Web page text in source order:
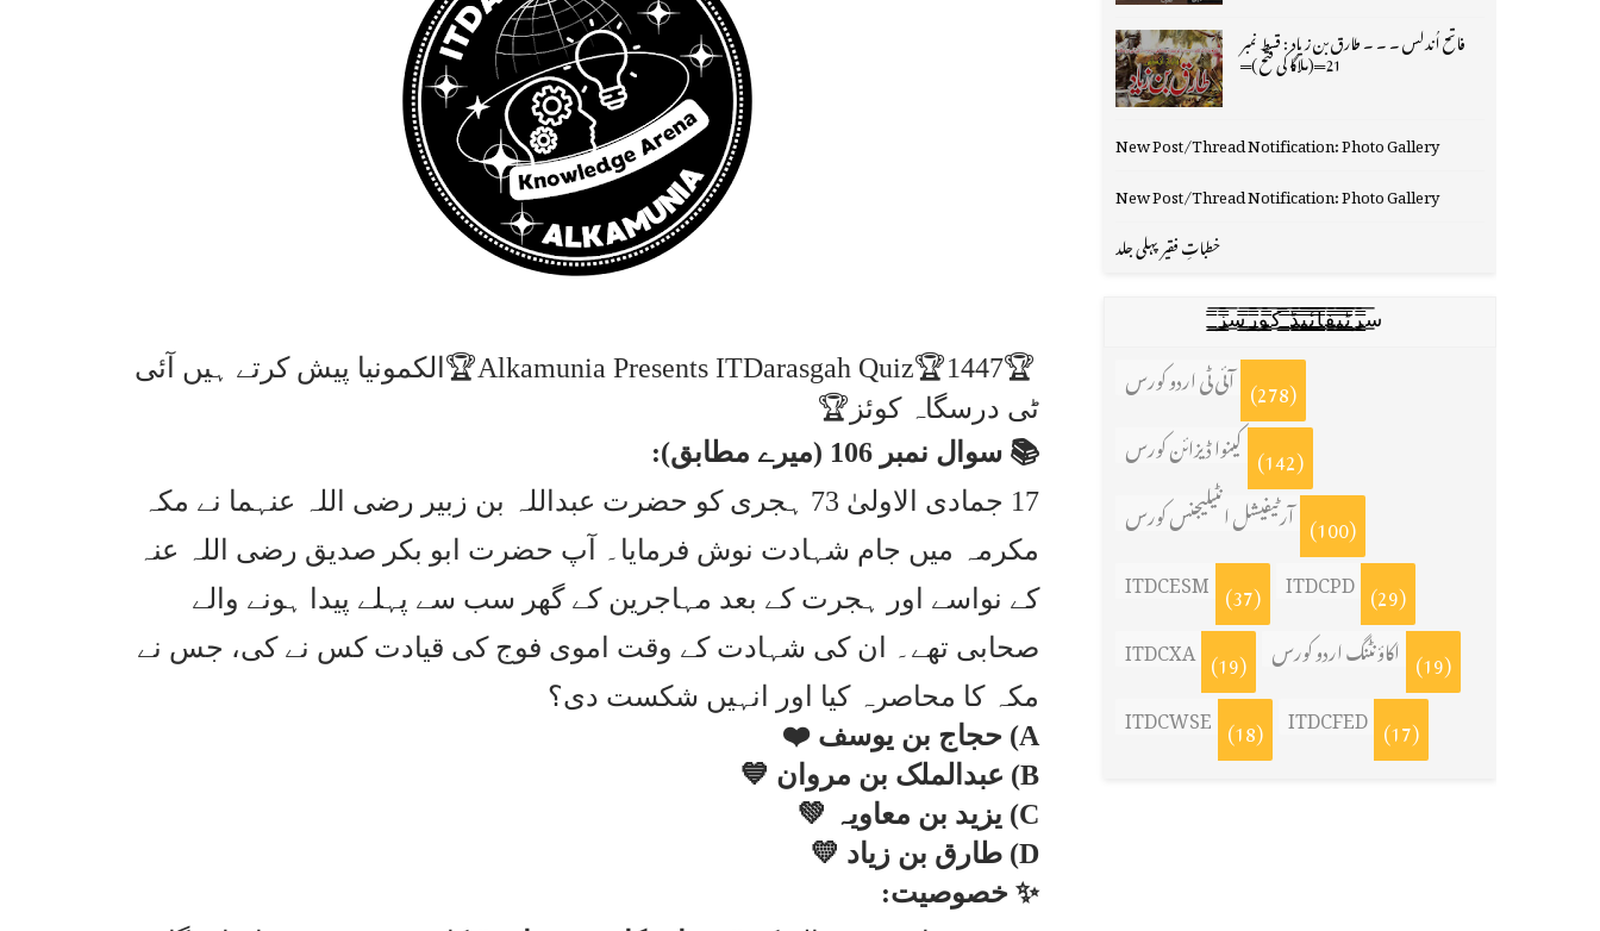
🏆Alkamunia Presents ITDarasgah Quiz🏆1447🏆الکمونیا پیش کرتے ہیں آئی
ٹی درسگاہ کوئز🏆
📚 سوال نمبر 106 (میرے مطابق):
17 جمادی الاولیٰ 73 ہجری کو حضرت عبداللہ بن زبیر رضی اللہ عنہما نے مکہ
مکرمہ میں جام شہادت نوش فرمایا۔ آپ حضرت ابو بکر صدیق رضی اللہ عنہ
کے نواسے اور ہجرت کے بعد مہاجرین کے گھر سب سے پہلے پیدا ہونے والے
صحابی تھے۔ ان کی شہادت کے وقت اموی فوج کی قیادت کس نے کی، جس نے
مکہ کا محاصرہ کیا اور انہیں شکست دی؟
A) حجاج بن یوسف ❤️
B) عبدالملک بن مروان 💙
C) یزید بن معاویہ 💚
D) طارق بن زیاد 💛
✨ خصوصیت:
فاتح اُندلس ۔ ۔ ۔ طارق بن زیاد : قسط نمبر
21═(ملاگا کی فتح )═
New Post/Thread Notification: Photo Gallery
New Post/Thread Notification: Photo Gallery
خطباتِ فقیر پہلی جلد
س̳̿͟͞ر̳̿͟͞ٹ̳̿͟͞ی̳̿͟͞ف̳̿͟͞ا̳̿͟͞ي̳̳̿ٔ̿͟͟͞͞ی̳̿͟͞ڈ̳̿͟͞ ̳̿͟͞ک̳̿͟͞و̳̿͟͞ر̳̿͟͞س̳̿͟͞ز̳̿͟͞
آئی ٹی اردو کورس (278)
کینوا ڈیزائن کورس (142)
آرٹیفیشل انٹیلیجنس کورس (100)
ITDCESM (37) ITDCPD (29)
ITDCXA (19) اکاؤنٹنگ اردو کورس (19)
ITDCWSE (18) ITDCFED (17)